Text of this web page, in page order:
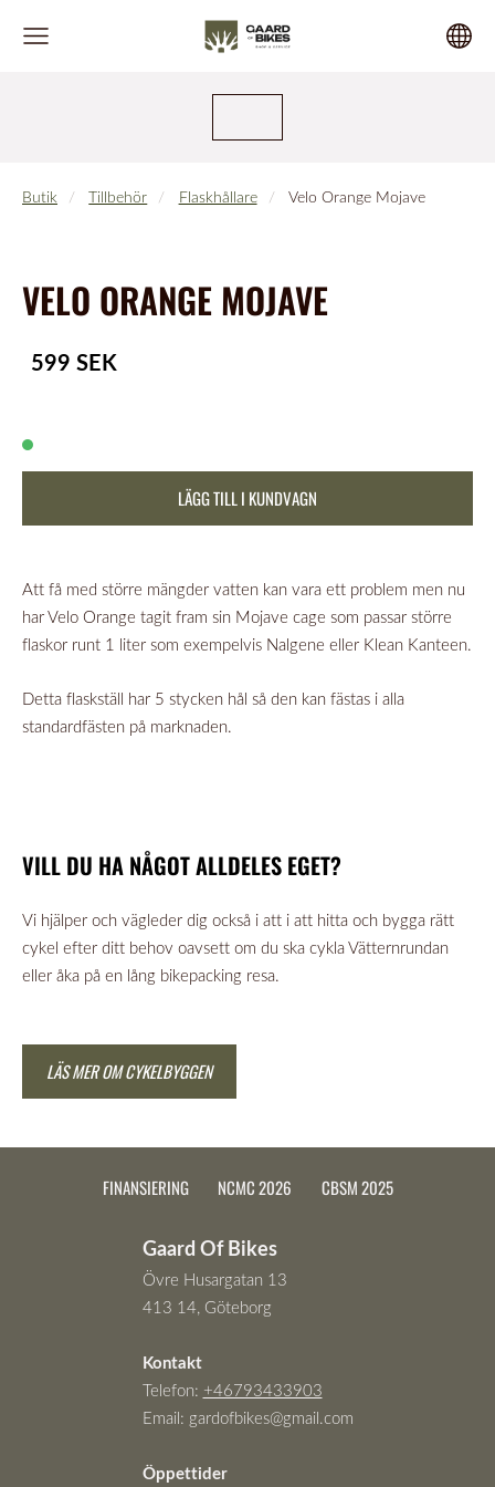
VILL DU HA NÅGOT ALLDELES EGET?
Vi hjälper och vägleder dig också i att i att hitta och bygga rätt
cykel efter ditt behov oavsett om du ska cykla Vätternrundan
eller åka på en lång bikepacking resa.
LÄS MER OM CYKELBYGGEN
Butik Tillbehör Flaskhållare Velo Orange Mojave
VELO ORANGE MOJAVE
599 SEK
LÄGG TILL I KUNDVAGN
Att få med större mängder vatten kan vara ett problem men nu
har Velo Orange tagit fram sin Mojave cage som passar större
flaskor runt 1 liter som exempelvis Nalgene eller Klean Kanteen.
Detta flaskställ har 5 stycken hål så den kan fästas i alla
standardfästen på marknaden.
FINANSIERING NCMC 2026 CBSM 2025
Gaard Of Bikes
Övre Husargatan 13
413 14, Göteborg
Kontakt
Telefon: +46793433903
Email: gardofbikes@gmail.com
Öppettider